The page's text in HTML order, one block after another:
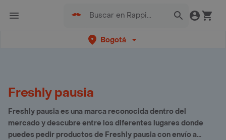
Bogotá
Freshly pausia
Freshly pausia es una marca reconocida dentro del
mercado y descubre entre los diferentes lugares donde
puedes pedir productos de Freshly pausia con envío a